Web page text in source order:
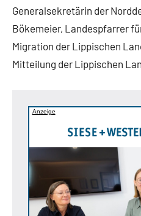
Generalsekretärin der
Bökemeier, Landespfarrer
Migration der Lippischen
Mitteilung der Lippischen
Anzeige